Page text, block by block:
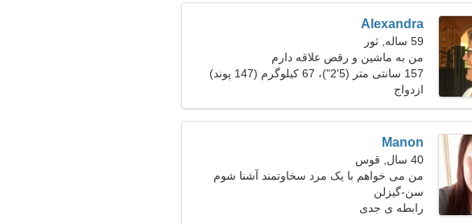
Alexandra
59 ساله, ثور
من به ماشین و رقص علاقه دارم
157 سانتی متر (5'2")، 67 کیلوگرم (147 پوند)
ازدواج
Manon
40 سال, قوس
من می خواهم با یک مرد سخاوتمند آشنا شوم
سن-گیزلن
رابطه ی جدی